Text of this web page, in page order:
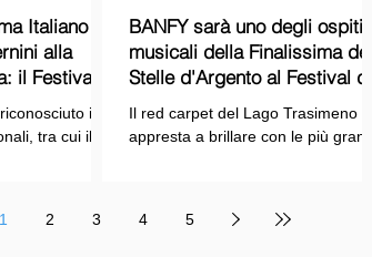
Italiano
alla
il Festival
tradizione
in
tra cui il
BANFY sarà uno degli ospiti
musicali della Finalissima delle
Stelle d'Argento al Festival del
Cinema Italiano 2026!
Il red carpet del Lago Trasimeno si
appresta a brillare con le più grandi
Cinema Italiano 2026 – guidata dal
1 2 3 4 5